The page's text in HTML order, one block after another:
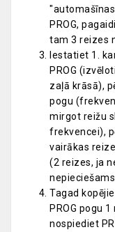
PROG,
tam 3 reizes
Iestatiet 1.
PROG
zaļā krāsā),
pogu
mirgot reižu
frekvencei),
vairākas
(2 reizes, ja
nepieciešams
Tagad
PROG pogu
nospiediet